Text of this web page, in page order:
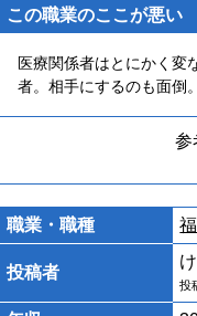
この職業のここが悪い
医療関係者はとにかく変
者。相手にするのも面倒。
参
職業・職種
投稿者
投